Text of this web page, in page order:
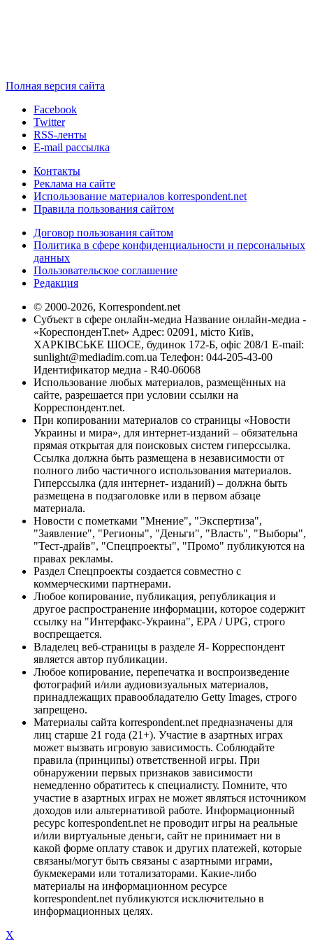
Полная версия сайта
Facebook
Twitter
RSS-ленты
E-mail рассылка
Контакты
Реклама на сайте
Использование материалов korrespondent.net
Правила пользования сайтом
Договор пользования сайтом
Политика в сфере конфиденциальности и персональных
данных
Пользовательское соглашение
Редакция
© 2000-2026, Korrespondent.net
Субъект в сфере онлайн-медиа Название онлайн-медиа -
«КореспонденТ.net» Адрес: 02091, місто Київ,
ХАРКІВСЬКЕ ШОСЕ, будинок 172-Б, офіс 208/1 E-mail:
sunlight@mediadim.com.ua Телефон: 044-205-43-00
Идентификатор медиа - R40-06068
Использование любых материалов, размещённых на
сайте, разрешается при условии ссылки на
Корреспондент.net.
При копировании материалов со страницы «Новости
Украины и мира», для интернет-изданий – обязательна
прямая открытая для поисковых систем гиперссылка.
Ссылка должна быть размещена в независимости от
полного либо частичного использования материалов.
Гиперссылка (для интернет- изданий) – должна быть
размещена в подзаголовке или в первом абзаце
материала.
Новости с пометками "Мнение", "Экспертиза",
"Заявление", "Регионы", "Деньги", "Власть", "Выборы",
"Тест-драйв", "Спецпроекты", "Промо" публикуются на
правах рекламы.
Раздел Спецпроекты создается совместно с
коммерческими партнерами.
Любое копирование, публикация, републикация и
другое распространение информации, которое содержит
ссылку на "Интерфакс-Украина", EPA / UPG, строго
воспрещается.
Владелец веб-страницы в разделе Я- Корреспондент
является автор публикации.
Любое копирование, перепечатка и воспроизведение
фотографий и/или аудиовизуальных материалов,
принадлежащих правообладателю Getty Images, строго
запрещено.
Материалы сайта korrespondent.net предназначены для
лиц старше 21 года (21+). Участие в азартных играх
может вызвать игровую зависимость. Соблюдайте
правила (принципы) ответственной игры. При
обнаружении первых признаков зависимости
немедленно обратитесь к специалисту. Помните, что
участие в азартных играх не может являться источником
доходов или альтернативой работе. Информационный
ресурс korrespondent.net не проводит игры на реальные
и/или виртуальные деньги, сайт не принимает ни в
какой форме оплату ставок и других платежей, которые
связаны/могут быть связаны с азартными играми,
букмекерами или тотализаторами. Какие-либо
материалы на информационном ресурсе
korrespondent.net публикуются исключительно в
информационных целях.
X